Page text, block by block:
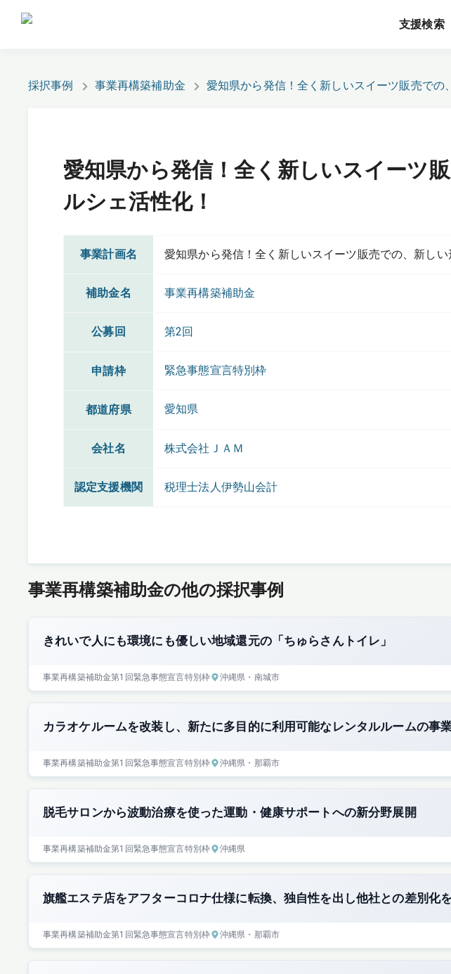
支援検索
採択事例 事業再構築補助金 愛知県から発信！全く新しいスイーツ販売での
愛知県から発信！全く新しいスイーツ
ルシェ活性化！
事業計画名 愛知県から発信！全く新しいスイーツ販売での、新しい
補助金名 事業再構築補助金
公募回 第2回
申請枠 緊急事態宣言特別枠
都道府県 愛知県
会社名 株式会社ＪＡＭ
認定支援機関 税理士法人伊勢山会計
事業再構築補助金の他の採択事例
きれいで人にも環境にも優しい地域還元の「ちゅらさんトイレ」
事業再構築補助金第1回緊急事態宣言特別枠 沖縄県 ・南城市
カラオケルームを改装し、新たに多目的に利用可能なレンタルルームの事
事業再構築補助金第1回緊急事態宣言特別枠 沖縄県 ・那覇市
脱毛サロンから波動治療を使った運動・健康サポートへの新分野展開
事業再構築補助金第1回緊急事態宣言特別枠 沖縄県
旗艦エステ店をアフターコロナ仕様に転換、独自性を出し他社との差別化
事業再構築補助金第1回緊急事態宣言特別枠 沖縄県 ・那覇市